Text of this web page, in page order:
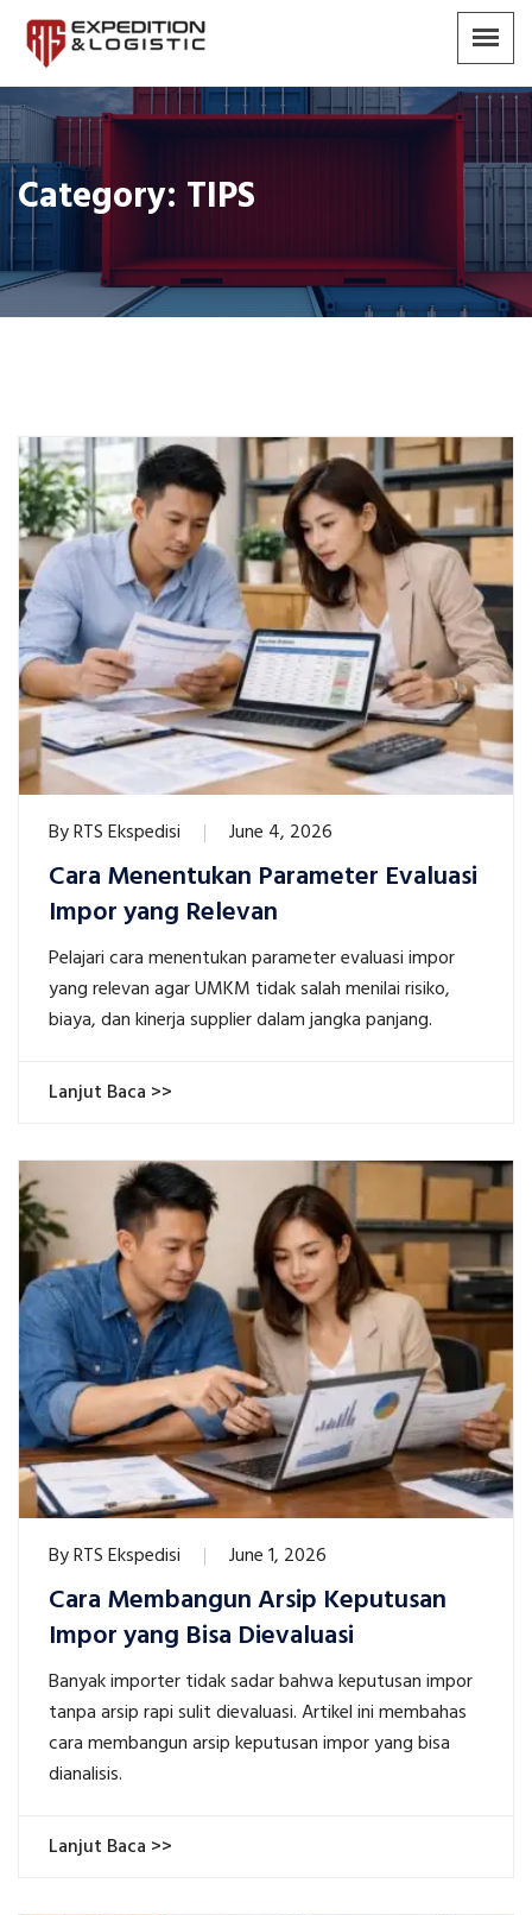
Category: TIPS
ByRTS Ekspedisi June 4, 2026
Cara Menentukan Parameter Evaluasi
Impor yang Relevan
Pelajari cara menentukan parameter evaluasi impor
yang relevan agar UMKM tidak salah menilai risiko,
biaya, dan kinerja supplier dalam jangka panjang.
Lanjut Baca >>
ByRTS Ekspedisi June 1, 2026
Cara Membangun Arsip Keputusan
Impor yang Bisa Dievaluasi
Banyak importer tidak sadar bahwa keputusan impor
tanpa arsip rapi sulit dievaluasi. Artikel ini membahas
cara membangun arsip keputusan impor yang bisa
dianalisis.
Lanjut Baca >>